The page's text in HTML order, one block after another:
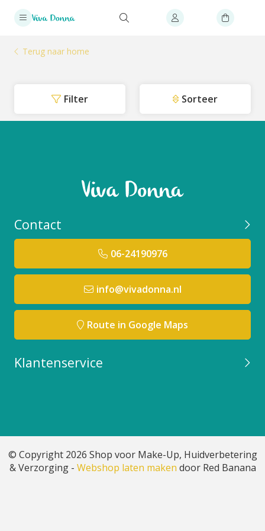
Terug naar home
Filter Sorteer
Contact
06-24190976
info@vivadonna.nl
Route in Google Maps
Klantenservice
© Copyright 2026 Shop voor Make-Up, Huidverbetering
& Verzorging - Webshop laten maken door Red Banana